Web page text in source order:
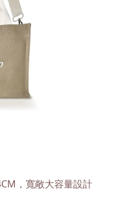
，寬敞大容量設計